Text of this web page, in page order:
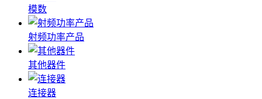
模数
射频功率产品
其他器件
连接器